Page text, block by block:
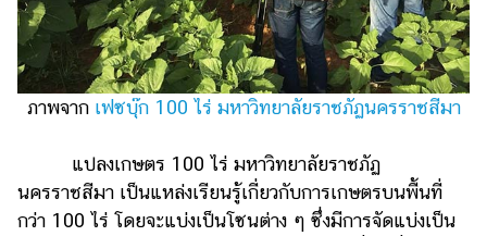
ภาพจาก เฟซบุ๊ก 100 ไร่ มหาวิทยาลัยราชภัฏนครราชสีมา
แปลงเกษตร 100 ไร่ มหาวิทยาลัยราชภัฏ
นครราชสีมา เป็นแหล่งเรียนรู้เกี่ยวกับการเกษตรบนพื้นที่
กว่า 100 ไร่ โดยจะแบ่งเป็นโซนต่าง ๆ ซึ่งมีการจัดแบ่งเป็น